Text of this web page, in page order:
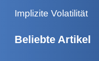
Implizite Volatilität
Beliebte Artikel